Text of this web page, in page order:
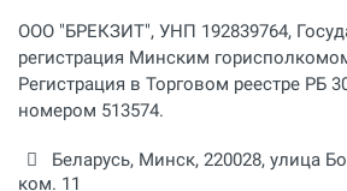
ООО "БРЕКЗИТ", УНП 192839764,
регистрация Минским
Регистрация в Торговом реестре РБ
номером 513574.
Беларусь, Минск, 220028, улица
ком. 11